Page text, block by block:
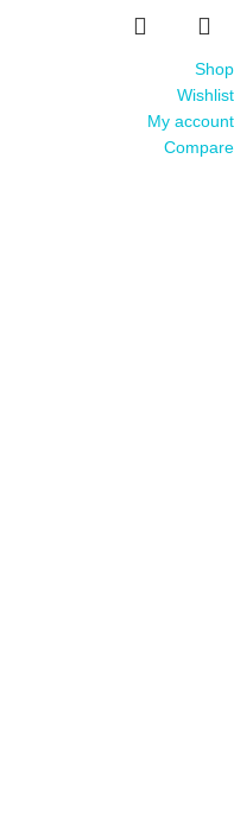
Shop
Wishlist
My account
Compare